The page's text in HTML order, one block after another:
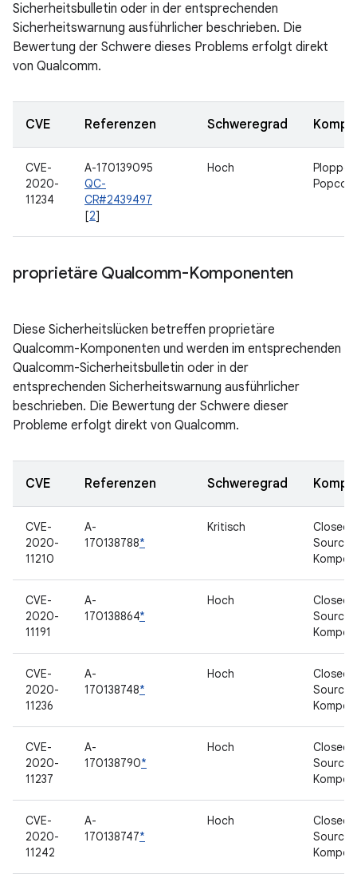
Sicherheitsbulletin oder in der entsprechenden
Sicherheitswarnung ausführlicher beschrieben. Die
Bewertung der Schwere dieses Problems erfolgt direkt
von Qualcomm.
CVE Referenzen Schweregrad
CVE-
2020-
11234
A-170139095
QC-
CR#2439497
[2]
Hoch
Popcorn
proprietäre Qualcomm-Komponenten
Diese Sicherheitslücken betreffen proprietäre
Qualcomm-Komponenten und werden im entsprechenden
Qualcomm-Sicherheitsbulletin oder in der
entsprechenden Sicherheitswarnung ausführlicher
beschrieben. Die Bewertung der Schwere dieser
Probleme erfolgt direkt von Qualcomm.
CVE Referenzen Schweregrad
CVE-
2020-
11210
A-
170138788*
Kritisch
Closed-
Source-
CVE-
2020-
11191
A-
170138864*
Hoch
Closed-
Source-
CVE-
2020-
11236
A-
170138748*
Hoch
Closed-
Source-
CVE-
2020-
11237
A-
170138790*
Hoch
Closed-
Source-
CVE-
2020-
11242
A-
170138747*
Hoch
Closed-
Source-